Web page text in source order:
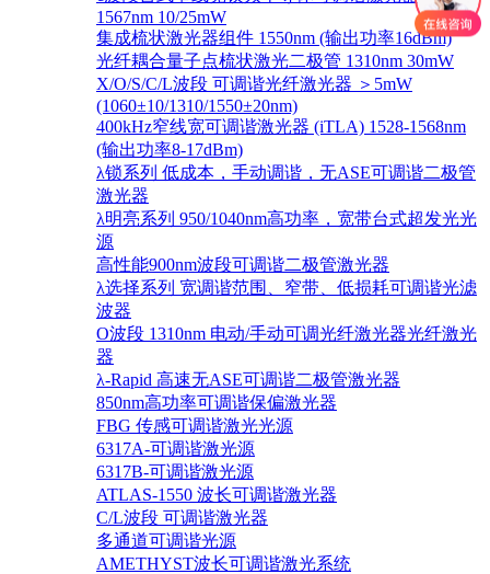
1567nm 10/25mW
集成梳状激光器组件 1550nm (输出功率16dBm)
光纤耦合量子点梳状激光二极管 1310nm 30mW
X/O/S/C/L波段 可调谐光纤激光器 ＞5mW
(1060±10/1310/1550±20nm)
400kHz窄线宽可调谐激光器 (iTLA) 1528-1568nm
(输出功率8-17dBm)
λ锁系列 低成本，手动调谐，无ASE可调谐二极管
激光器
λ明亮系列 950/1040nm高功率，宽带台式超发光光
源
高性能900nm波段可调谐二极管激光器
λ选择系列 宽调谐范围、窄带、低损耗可调谐光滤
波器
O波段 1310nm 电动/手动可调光纤激光器光纤激光
器
λ-Rapid 高速无ASE可调谐二极管激光器
850nm高功率可调谐保偏激光器
FBG 传感可调谐激光光源
6317A-可调谐激光源
6317B-可调谐激光源
ATLAS-1550 波长可调谐激光器
C/L波段 可调谐激光器
多通道可调谐光源
AMETHYST波长可调谐激光系统